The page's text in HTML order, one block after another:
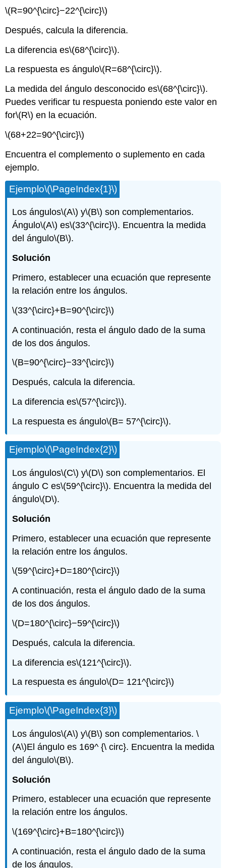
\(R=90^{\circ}−22^{\circ}\)
Después, calcula la diferencia.
La diferencia es\(68^{\circ}\).
La respuesta es ángulo\(R=68^{\circ}\).
La medida del ángulo desconocido es\(68^{\circ}\).
Puedes verificar tu respuesta poniendo este valor en
for\(R\) en la ecuación.
\(68+22=90^{\circ}\)
Encuentra el complemento o suplemento en cada
ejemplo.
Ejemplo\(\PageIndex{1}\)
Los ángulos\(A\) y\(B\) son complementarios.
Ángulo\(A\) es\(33^{\circ}\). Encuentra la medida
del ángulo\(B\).
Solución
Primero, establecer una ecuación que represente
la relación entre los ángulos.
\(33^{\circ}+B=90^{\circ}\)
A continuación, resta el ángulo dado de la suma
de los dos ángulos.
\(B=90^{\circ}−33^{\circ}\)
Después, calcula la diferencia.
La diferencia es\(57^{\circ}\).
La respuesta es ángulo\(B= 57^{\circ}\).
Ejemplo\(\PageIndex{2}\)
Los ángulos\(C\) y\(D\) son complementarios. El
ángulo C es\(59^{\circ}\). Encuentra la medida del
ángulo\(D\).
Solución
Primero, establecer una ecuación que represente
la relación entre los ángulos.
\(59^{\circ}+D=180^{\circ}\)
A continuación, resta el ángulo dado de la suma
de los dos ángulos.
\(D=180^{\circ}−59^{\circ}\)
Después, calcula la diferencia.
La diferencia es\(121^{\circ}\).
La respuesta es ángulo\(D= 121^{\circ}\)
Ejemplo\(\PageIndex{3}\)
Los ángulos\(A\) y\(B\) son complementarios.\
(A\)El ángulo es 169^ {\ circ}. Encuentra la medida
del ángulo\(B\).
Solución
Primero, establecer una ecuación que represente
la relación entre los ángulos.
\(169^{\circ}+B=180^{\circ}\)
A continuación, resta el ángulo dado de la suma
de los ángulos.